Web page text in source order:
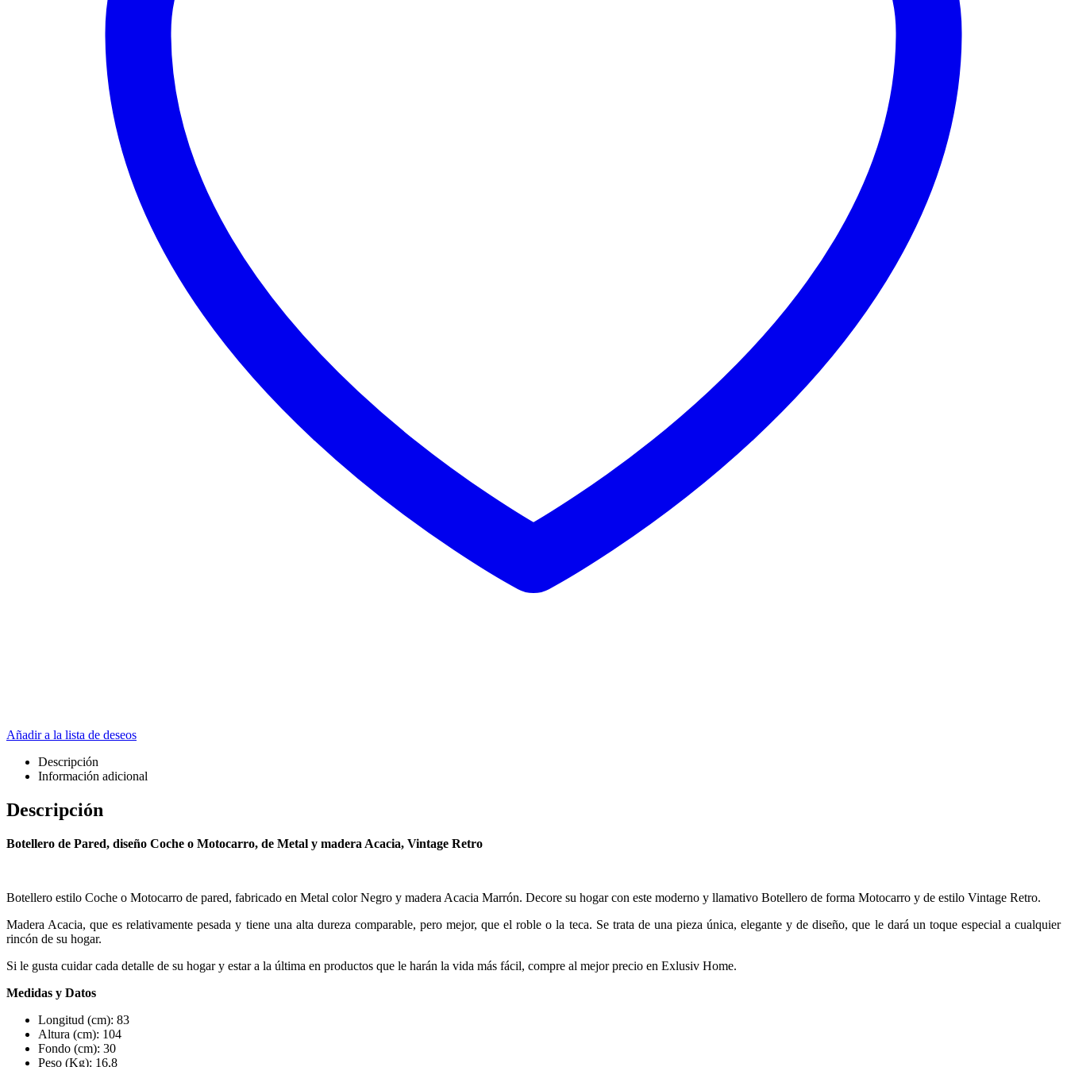
Añadir a la lista de deseos
Descripción
Información adicional
Descripción
Botellero de Pared, diseño Coche o Motocarro, de Metal y madera Acacia, Vintage Retro
Botellero estilo Coche o Motocarro de pared, fabricado en Metal color Negro y madera Acacia Marrón. Decore su hogar con este moderno y llamativo Botellero de forma Motocarro y de estilo Vintage Retro.
Madera Acacia, que es relativamente pesada y tiene una alta dureza comparable, pero mejor, que el roble o la teca. Se trata de una pieza única, elegante y de diseño, que le dará un toque especial a cualquier
rincón de su hogar.
Si le gusta cuidar cada detalle de su hogar y estar a la última en productos que le harán la vida más fácil, compre al mejor precio en Exlusiv Home.
Medidas y Datos
Longitud (cm): 83
Altura (cm): 104
Fondo (cm): 30
Peso (Kg): 16,8